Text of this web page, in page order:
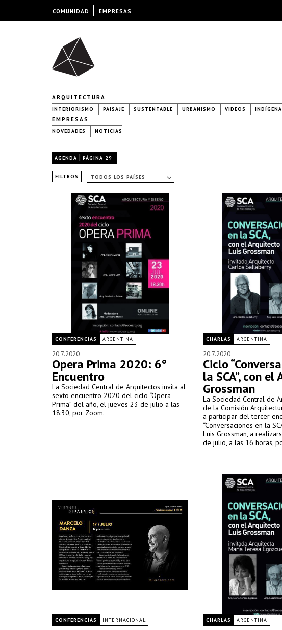
ARQUITECTURA
INTERIORISMO PAISAJE SUSTENTABLE URBANISMO VIDEOS INDÍGENA
EMPRESAS
NOVEDADES NOTICIAS
AGENDA | PÁGINA 29
FILTROS TODOS LOS PAÍSES
CONFERENCIAS ARGENTINA
20.7.2020
Opera Prima 2020: 6°
Encuentro
La Sociedad Central de Arquitectos invita al
sexto encuentro 2020 del ciclo “Opera
Prima” del año, el jueves 23 de julio a las
18:30, por Zoom.
CHARLAS ARGENTINA
20.7.2020
Ciclo
la SCA”, con el
Grossman
La Sociedad Central de
de la Comisión
a participar del tercer
“Conversaciones en la
Luis Grossman, a
de julio, a las 16 horas,
CONFERENCIAS INTERNACIONAL CHARLAS ARGENTINA
COMUNIDAD EMPRESAS